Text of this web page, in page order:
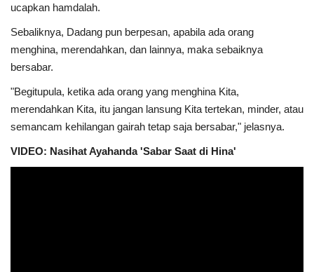
ucapkan hamdalah.
Sebaliknya, Dadang pun berpesan, apabila ada orang
menghina, merendahkan, dan lainnya, maka sebaiknya
bersabar.
"Begitupula, ketika ada orang yang menghina Kita,
merendahkan Kita, itu jangan lansung Kita tertekan, minder, atau
semancam kehilangan gairah tetap saja bersabar," jelasnya.
VIDEO: Nasihat Ayahanda 'Sabar Saat di Hina'